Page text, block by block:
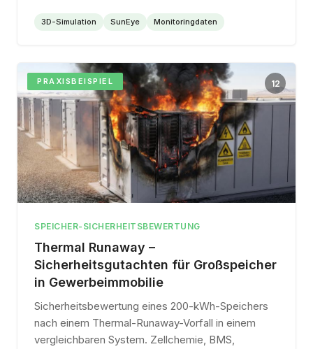
3D-Simulation SunEye Monitoringdaten
PRAXISBEISPIEL 12
SPEICHER-SICHERHEITSBEWERTUNG
Thermal Runaway –
Sicherheitsgutachten für Großspeicher
in Gewerbeimmobilie
Sicherheitsbewertung eines 200-kWh-Speichers
nach einem Thermal-Runaway-Vorfall in einem
vergleichbaren System. Zellchemie, BMS,